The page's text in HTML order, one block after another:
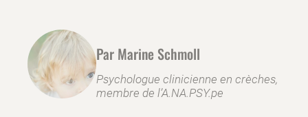
Par Marine Schmoll
Psychologue clinicienne en crèches,
membre de l’A.NA.PSY.pe